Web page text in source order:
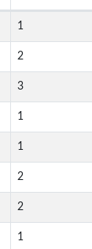
1
2
3
1
1
2
2
1